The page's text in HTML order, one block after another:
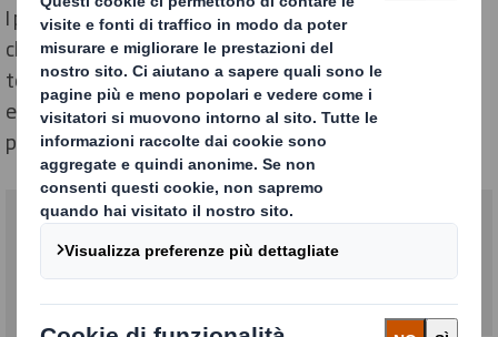
I prodotti elettrici ed elettronici richiedono imballaggi
che garantiscano un elevato livello di protezione,
tenendo presente anche la convenienza. È inoltre
essenziale che le confezioni siano piacevoli da vedere
per valorizzare il marchio.
La nostra proposta